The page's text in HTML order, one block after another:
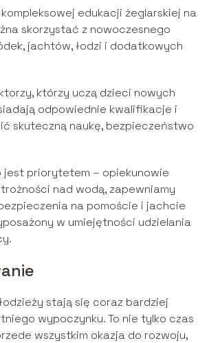
edukacji żeglarskiej na
skorzystać z nowoczesnego
jachtów, łodzi i dodatkowych
którzy uczą dzieci nowych
odpowiednie kwalifikacje i
skuteczną naukę, bezpieczeństwo
priorytetem – opiekunowie
nad wodą, zapewniamy
na pomoście i jachcie
w umiejętności udzielania
stają się coraz bardziej
wypoczynku. To nie tylko czas
wszystkim okazja do rozwoju,